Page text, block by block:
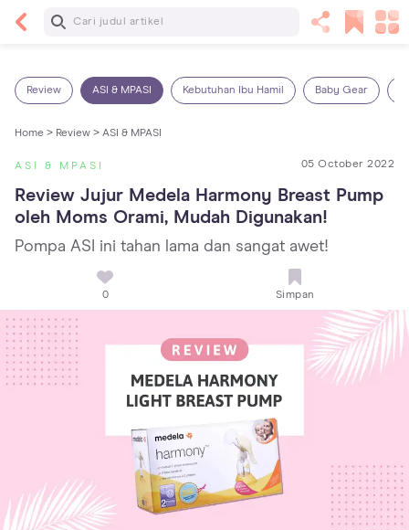
Baca Selanjutnya
Review ASI & MPASI Kebutuhan Ibu Hamil Baby Gear
Home > Review > ASI & MPASI
ASI & MPASI 05 October 2022
Review Jujur Medela Harmony Breast Pump
oleh Moms Orami, Mudah Digunakan!
Pompa ASI ini tahan lama dan sangat awet!
0 Simpan